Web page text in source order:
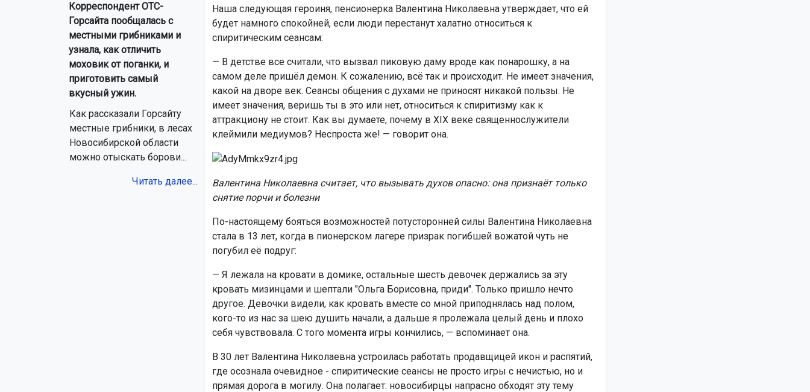
Корреспондент ОТС-
Горсайта пообщалась с
местными грибниками и
узнала, как отличить
моховик от поганки, и
приготовить самый
вкусный ужин.
Как рассказали Горсайту
местные грибники, в лесах
Новосибирской области
можно отыскать борови...
Читать далее...
Наша следующая героиня, пенсионерка Валентина Николаевна утверждает, что ей
будет намного спокойней, если люди перестанут халатно относиться к
спиритическим сеансам:
— В детстве все считали, что вызвал пиковую даму вроде как понарошку, а на
самом деле пришёл демон. К сожалению, всё так и происходит. Не имеет значения,
какой на дворе век. Сеансы общения с духами не приносят никакой пользы. Не
имеет значения, веришь ты в это или нет, относиться к спиритизму как к
аттракциону не стоит. Как вы думаете, почему в XIX веке священнослужители
клеймили медиумов? Неспроста же! — говорит она.
Валентина Николаевна считает, что вызывать духов опасно: она признаёт только
снятие порчи и болезни
По-настоящему бояться возможностей потусторонней силы Валентина Николаевна
стала в 13 лет, когда в пионерском лагере призрак погибшей вожатой чуть не
погубил её подруг:
— Я лежала на кровати в домике, остальные шесть девочек держались за эту
кровать мизинцами и шептали "Ольга Борисовна, приди". Только пришло нечто
другое. Девочки видели, как кровать вместе со мной приподнялась над полом,
кого-то из нас за шею душить начали, а дальше я пролежала целый день и плохо
себя чувствовала. С того момента игры кончились, — вспоминает она.
В 30 лет Валентина Николаевна устроилась работать продавщицей икон и распятий,
где осознала очевидное - спиритические сеансы не просто игры с нечистью, но и
прямая дорога в могилу. Она полагает: новосибирцы напрасно обходят эту тему